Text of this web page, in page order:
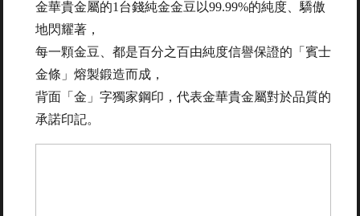
金華貴金屬的1台錢純金金豆以99.99%的純度、驕傲
地閃耀著，
每一顆金豆、都是百分之百由純度信譽保證的「賓士
金條」熔製鍛造而成，
背面「金」字獨家鋼印，代表金華貴金屬對於品質的
承諾印記。